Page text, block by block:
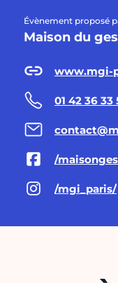
Évènement proposé
Maison du
www.mgi-
01 42 36 33
/
/mgi_paris/